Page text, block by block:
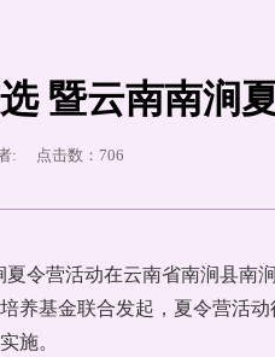
暨云南南涧
: 点击数： 706
令营活动在云南省南涧县南
养基金联合发起，夏令营活
施。